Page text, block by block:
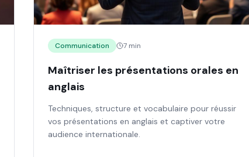
Communication 7 min
Maîtriser les présentations orales en
anglais
Techniques, structure et vocabulaire pour réussir
vos présentations en anglais et captiver votre
audience internationale.